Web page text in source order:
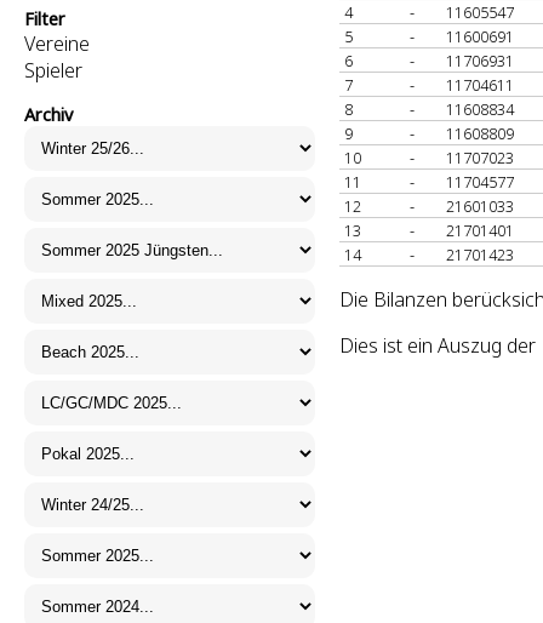
Filter
Vereine
Spieler
Archiv
4
-
11605547
5
-
11600691
6
-
11706931
7
-
11704611
8
-
11608834
9
-
11608809
10
-
11707023
11
-
11704577
12
-
21601033
13
-
21701401
14
- 21701423
Die Bilanzen
Dies ist ein Auszug